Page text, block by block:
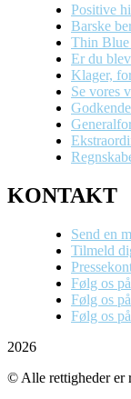
Positive
Barske
Thin Blue
Er du
Klager,
Se vores
KONTAKT
Send en
Tilmeld
Følg os
Følg os
Følg os
2026
© Alle rettigheder er